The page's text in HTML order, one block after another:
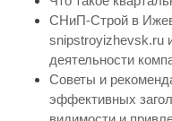
СНиП-Строй в
snipstroyizhevsk.ru
деятельности
Советы и
эффективных